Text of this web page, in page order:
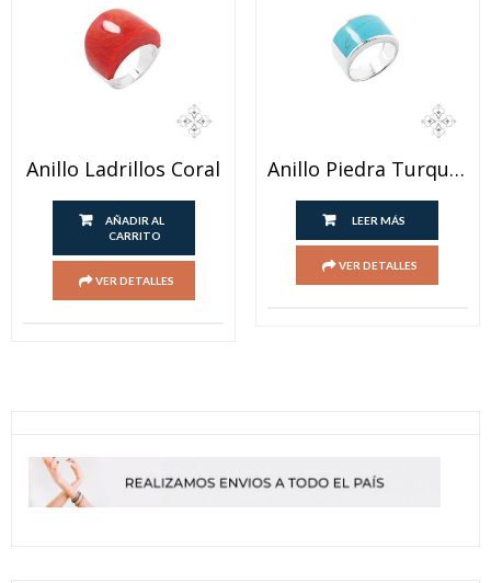
Anillo Ladrillos Coral
AÑADIR AL
CARRITO
VER DETALLES
Anillo Piedra Turquesa
LEER MÁS
VER DETALLES